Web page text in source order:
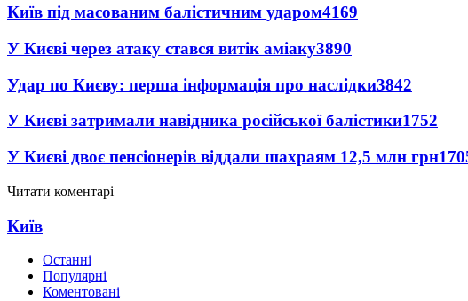
Київ під масованим балістичним ударом4169
У Києві через атаку стався витік аміаку3890
Удар по Києву: перша інформація про наслідки3842
У Києві затримали навідника російської балістики1752
У Києві двоє пенсіонерів віддали шахраям 12,5 млн грн
Читати коментарі
Київ
Останні
Популярні
Коментовані